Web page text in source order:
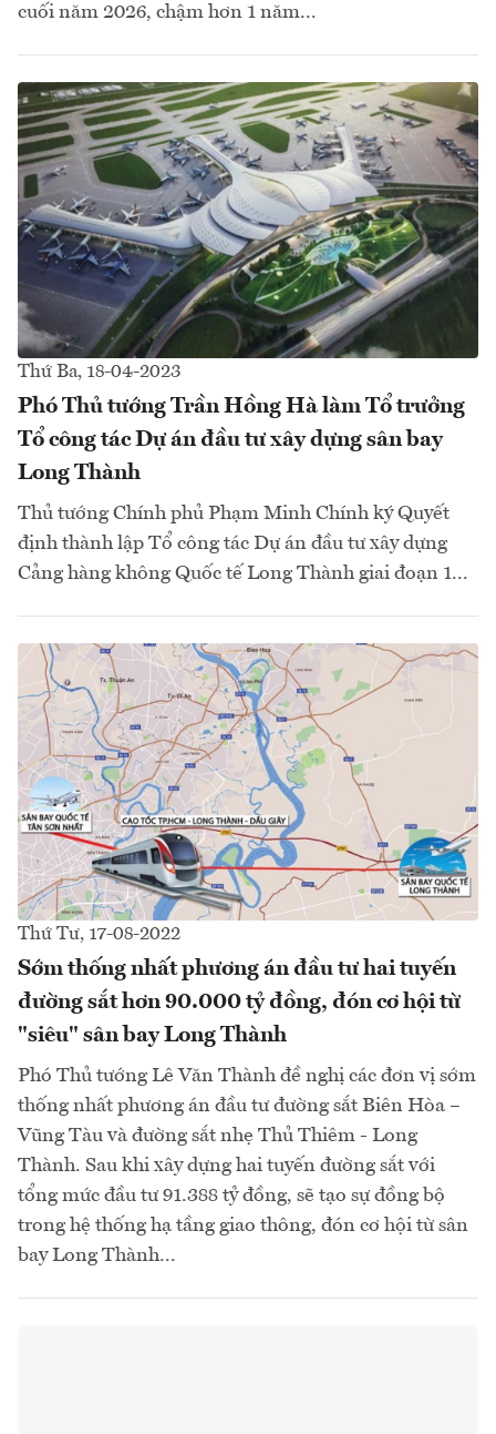
cuối năm 2026, chậm hơn 1 năm...
Thứ Ba, 18-04-2023
Phó Thủ tướng Trần Hồng Hà làm Tổ trưởng
Tổ công tác Dự án đầu tư xây dựng sân bay
Long Thành
Thủ tướng Chính phủ Phạm Minh Chính ký Quyết
định thành lập Tổ công tác Dự án đầu tư xây dựng
Cảng hàng không Quốc tế Long Thành giai đoạn 1...
Thứ Tư, 17-08-2022
Sớm thống nhất phương án đầu tư hai tuyến
đường sắt hơn 90.000 tỷ đồng, đón cơ hội từ
"siêu" sân bay Long Thành
Phó Thủ tướng Lê Văn Thành đề nghị các đơn vị sớm
thống nhất phương án đầu tư đường sắt Biên Hòa –
Vũng Tàu và đường sắt nhẹ Thủ Thiêm - Long
Thành. Sau khi xây dựng hai tuyến đường sắt với
tổng mức đầu tư 91.388 tỷ đồng, sẽ tạo sự đồng bộ
trong hệ thống hạ tầng giao thông, đón cơ hội từ sân
bay Long Thành...